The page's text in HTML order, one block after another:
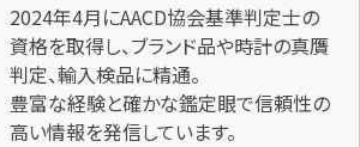
2024年4月にAACD協会基準判定士の
資格を取得し、ブランド品や時計の真贋
判定、輸入検品に精通。
豊富な経験と確かな鑑定眼で信頼性の
高い情報を発信しています。